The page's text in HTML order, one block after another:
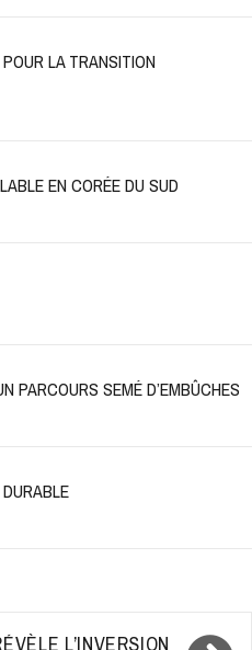
LA TRANSITION
EN CORÉE DU SUD
PARCOURS SEMÉ D’EMBÛCHES
L’INVERSION